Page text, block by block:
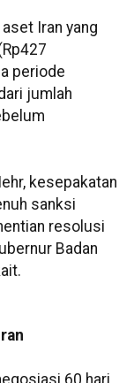
Iran yang
periode
jumlah
kesepakatan
sanksi
resolusi
Badan
60 hari